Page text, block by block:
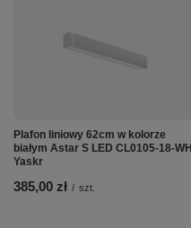
Plafon liniowy 62cm w kolorze
białym Astar S LED CL0105-18-WH
Yaskr
385,00 zł / szt.